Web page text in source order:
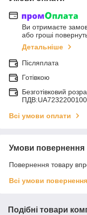
Ви отримаєте
або гроші
Детальніше
Післяплата
Готівкою
Безготівковий
Всі умови оплати
Умови повернення
Повернення товару
Всі умови повернення
Подібні товари